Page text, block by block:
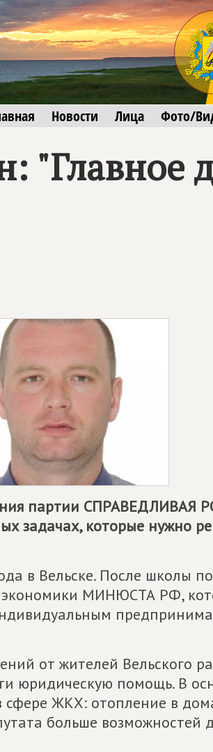
Новости Лица Фото/
"Главное
партии СПРАВЕДЛИВАЯ
задачах, которые нужно
в Вельске. После школы
экономики МИНЮСТА РФ,
от жителей Вельского
юридическую помощь. В
ЖКХ: отопление в
больше возможностей